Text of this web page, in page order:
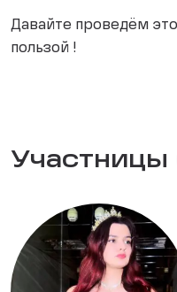
Давайте проведём
пользой !
Участницы